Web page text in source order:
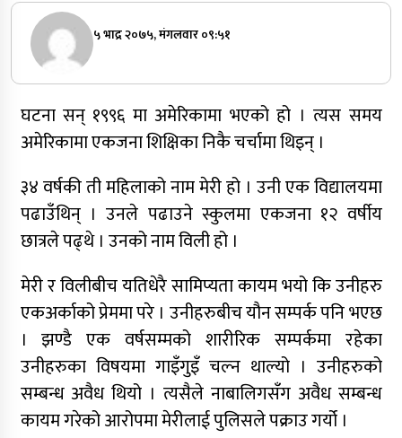
५ भाद्र २०७५, मंगलवार ०९:५१
घटना सन् १९९६ मा अमेरिकामा भएको हो । त्यस समय
अमेरिकामा एकजना शिक्षिका निकै चर्चामा थिइन् ।
३४ वर्षकी ती महिलाको नाम मेरी हो । उनी एक विद्यालयमा
पढाउँथिन् । उनले पढाउने स्कुलमा एकजना १२ वर्षीय
छात्रले पढ्थे । उनको नाम विली हो ।
मेरी र विलीबीच यतिधेरै सामिप्यता कायम भयो कि उनीहरु
एकअर्काको प्रेममा परे । उनीहरुबीच यौन सम्पर्क पनि भएछ
। झण्डै एक वर्षसम्मको शारीरिक सम्पर्कमा रहेका
उनीहरुका विषयमा गाइँगुइँ चल्न थाल्यो । उनीहरुको
सम्बन्ध अवैध थियो । त्यसैले नाबालिगसँग अवैध सम्बन्ध
कायम गरेको आरोपमा मेरीलाई पुलिसले पक्राउ गर्यो ।